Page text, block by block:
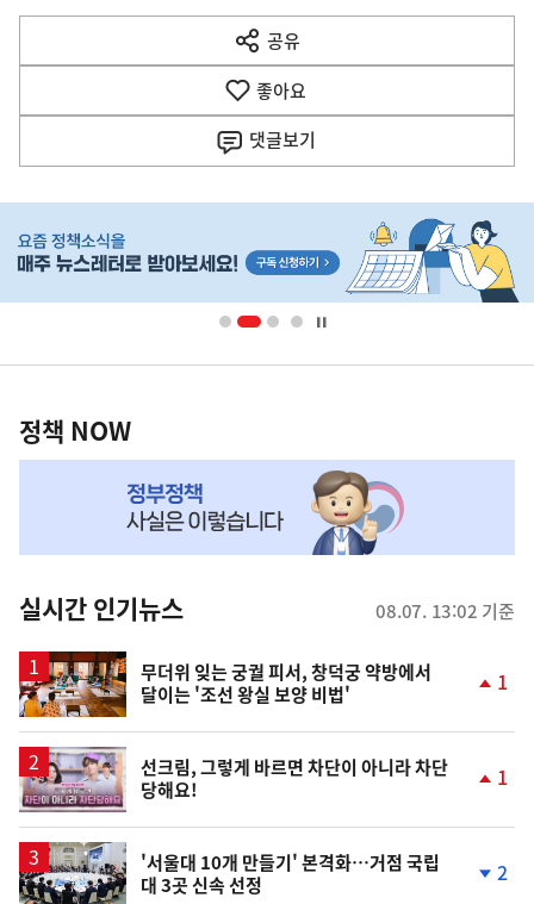
다
음
공유
열
기
좋아요
댓글보기
단
영
책
NOW,
뉴
스
정책 NOW
실시간 인기뉴스 08.07. 13:02 기준
무더위 잊는 궁궐 피서, 창덕궁 약방에서
달이는 '조선 왕실 보양 비법'
상
1
영
상
선크림, 그렇게 바르면 차단이 아니라 차단
당해요!
상
1
'서울대 10개 만들기' 본격화…거점 국립
대 3곳 신속 선정
2